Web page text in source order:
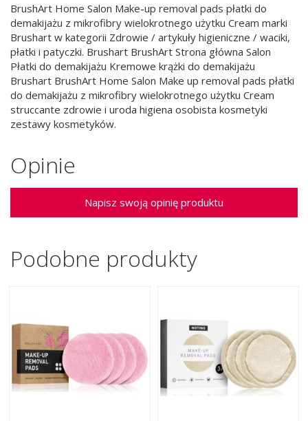
BrushArt Home Salon Make-up removal pads płatki do
demakijażu z mikrofibry wielokrotnego użytku Cream marki
Brushart w kategorii Zdrowie / artykuły higieniczne / waciki,
płatki i patyczki. Brushart BrushArt Strona główna Salon
Płatki do demakijażu Kremowe krążki do demakijażu
Brushart BrushArt Home Salon Make up removal pads płatki
do demakijażu z mikrofibry wielokrotnego użytku Cream
struccante zdrowie i uroda higiena osobista kosmetyki
zestawy kosmetyków.
Opinie
Napisz swoją opinię produktu
Podobne produkty